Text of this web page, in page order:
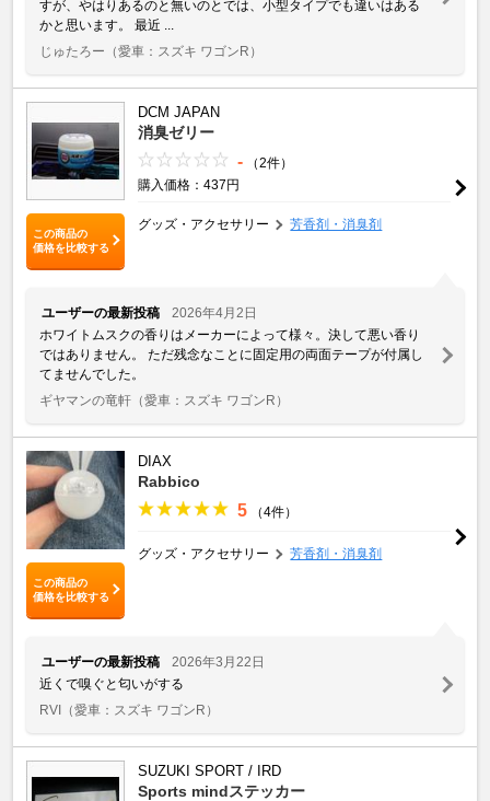
すが、やはりあるのと無いのとでは、小型タイプでも違いはある
かと思います。 最近 ...
じゅたろー （愛車：スズキ ワゴンR）
この商品の
価格を比較する
DCM JAPAN
消臭ゼリー
-
（2件）
購入価格：437円
グッズ・アクセサリー 芳香剤・消臭剤
ユーザーの最新投稿
2026年4月2日
ホワイトムスクの香りはメーカーによって様々。決して悪い香り
ではありません。 ただ残念なことに固定用の両面テープが付属し
てませんでした。
ギヤマンの竜軒 （愛車：スズキ ワゴンR）
この商品の
価格を比較する
DIAX
Rabbico
5 （4件）
グッズ・アクセサリー 芳香剤・消臭剤
ユーザーの最新投稿
2026年3月22日
近くで嗅ぐと匂いがする
RVI （愛車：スズキ ワゴンR）
SUZUKI SPORT / IRD
Sports mindステッカー